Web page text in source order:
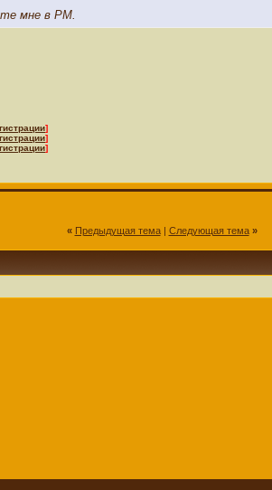
мне в PM.
]
]
]
« Предыдущая тема| Следующая тема »